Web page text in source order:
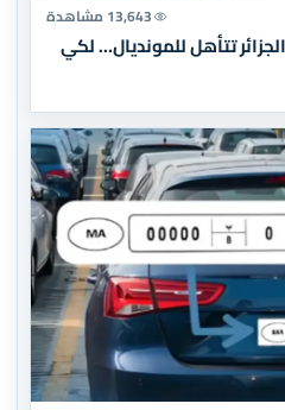
13,643 مشاهدة
تتأهل للمونديال… لكي